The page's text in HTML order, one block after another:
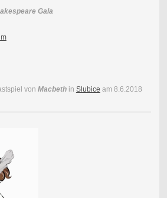
Gala
von Macbethin Slubice am 8.6.2018